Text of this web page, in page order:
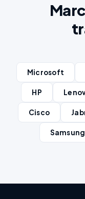
Microsoft
HP
Cisco
Samsung